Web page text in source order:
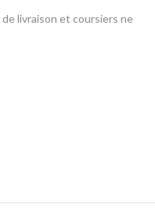
livraison et coursiers ne